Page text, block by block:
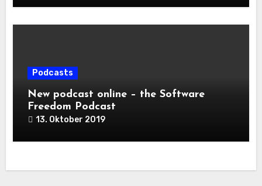
Podcasts
New podcast online – the Software
Freedom Podcast
13. Oktober 2019